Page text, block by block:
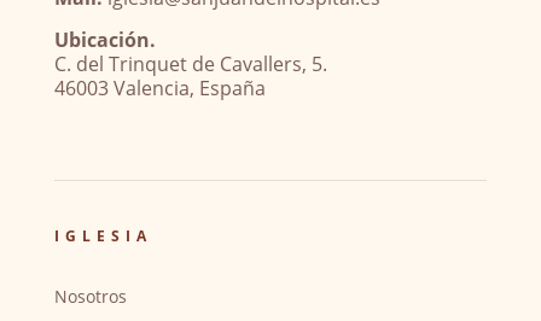
Ubicación.
C. del Trinquet de Cavallers, 5.
46003 Valencia, España
IGLESIA
Nosotros